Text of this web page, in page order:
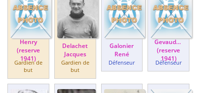
Henry
(reserve
1941)
Gardien de
but
Delachet
Jacques
Gardien de
but
Galonier
René
Défenseur
Gevaudan
(reserve
1941)
Défenseur